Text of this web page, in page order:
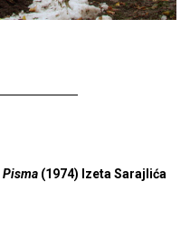
Pisma(1974) Izeta Sarajlića